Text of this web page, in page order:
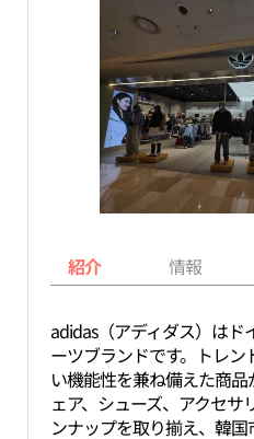
紹介 情報
adidas（アディダス）は
ーツブランドです。トレ
い機能性を兼ね備えた商
ェア、シューズ、アクセ
ンナップを取り揃え、韓